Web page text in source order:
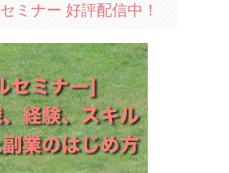
ミナー 好評配信中！